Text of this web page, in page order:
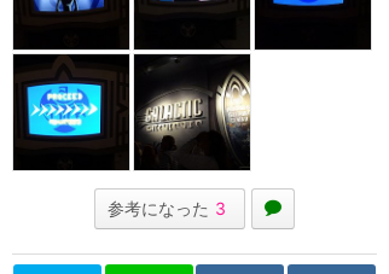
参考になった 3